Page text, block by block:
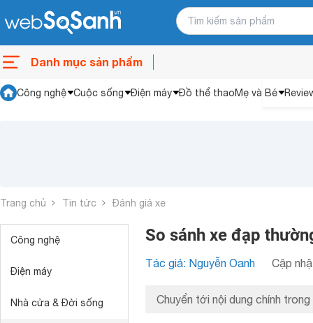
Danh mục sản phẩm
Công nghệ Cuộc sống Điện máy Đồ thể thaoMẹ và Bé
Trang chủ Tin tức Đánh giá xe
Công nghệ
Điện máy
Nhà cửa & Đời sống
So sánh xe đạp
Tác giả: Nguyễn Oanh Cập
Chuyển tới nội dung chính trong